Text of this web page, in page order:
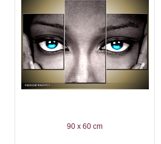
90 x 60 cm